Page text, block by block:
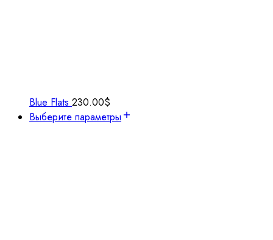
Blue Flats 230.00$
Выберите параметры